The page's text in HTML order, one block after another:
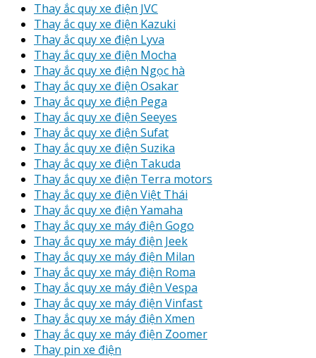
Thay ắc quy xe điện JVC
Thay ắc quy xe điện Kazuki
Thay ắc quy xe điện Lyva
Thay ắc quy xe điện Mocha
Thay ắc quy xe điện Ngọc hà
Thay ắc quy xe điện Osakar
Thay ắc quy xe điện Pega
Thay ắc quy xe điện Seeyes
Thay ắc quy xe điện Sufat
Thay ắc quy xe điện Suzika
Thay ắc quy xe điện Takuda
Thay ắc quy xe điện Terra motors
Thay ắc quy xe điện Việt Thái
Thay ắc quy xe điện Yamaha
Thay ắc quy xe máy điện Gogo
Thay ắc quy xe máy điện Jeek
Thay ắc quy xe máy điện Milan
Thay ắc quy xe máy điện Roma
Thay ắc quy xe máy điện Vespa
Thay ắc quy xe máy điện Vinfast
Thay ắc quy xe máy điện Xmen
Thay ắc quy xe máy điện Zoomer
Thay pin xe điện